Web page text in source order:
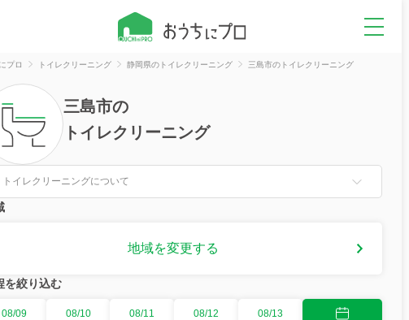
プロ トイレクリーニング 静岡県のトイレクリーニング 三島市のトイレクリーニング
三島市の
トイレクリーニング
トイレクリーニングについて
地域を変更する
を絞り込む
08/09
08/10
08/11
08/12
08/13